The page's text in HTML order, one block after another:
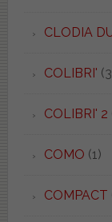
CLODIA
COLIBRI'
COLIBRI' 2
COMO (1)
COMPACT